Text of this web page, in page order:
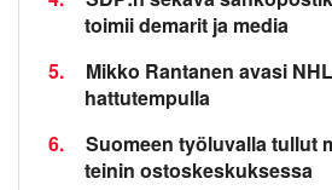
toimii demarit ja media
5.
Mikko Rantanen avasi
hattutempulla
6.
Suomeen työluvalla tullut
teinin ostoskeskuksessa